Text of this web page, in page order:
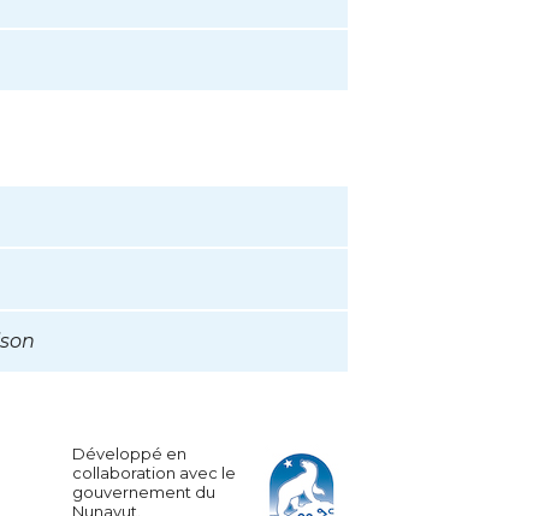
Développé en
collaboration avec le
gouvernement du
Nunavut.